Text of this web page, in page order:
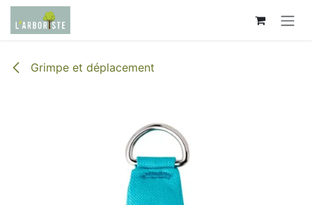
Se rendre au contenu
Grimpe et déplacement